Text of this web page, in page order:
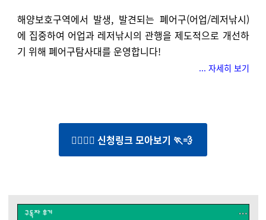
해양보호구역에서 발생, 발견되는 폐어구(어업/레저낚시)
에 집중하여 어업과 레저낚시의 관행을 제도적으로 개선하
기 위해 폐어구탐사대를 운영합니다!
... 자세히 보기
🏃‍♀️🏃‍♂️ 신청링크 모아보기 🏃💨